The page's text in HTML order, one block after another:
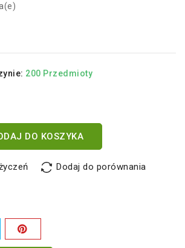
200 Przedmioty
DO KOSZYKA
Dodaj do porównania